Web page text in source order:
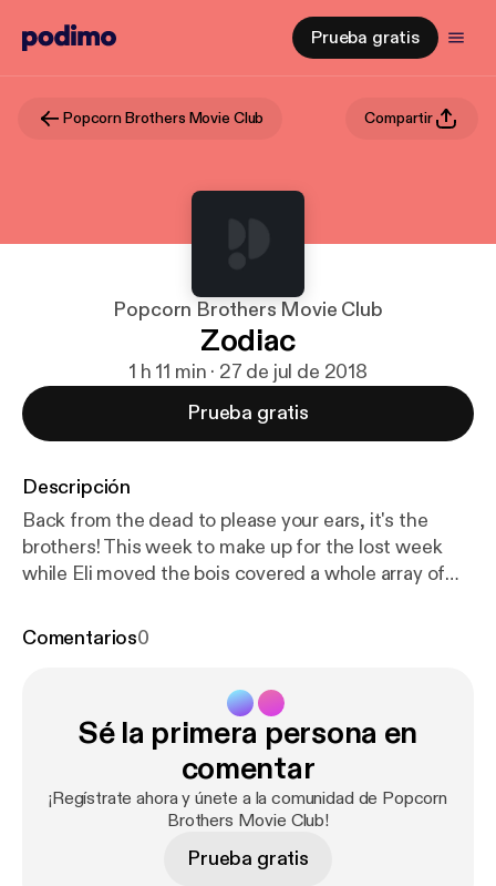
Prueba gratis
Popcorn Brothers Movie Club Compartir
Popcorn Brothers Movie Club
Zodiac
1 h 11 min · 27 de jul de 2018
Prueba gratis
Descripción
Back from the dead to please your ears, it's the
brothers! This week to make up for the lost week
while Eli moved the bois covered a whole array of
You, Mamma Mia 2, the new Aquaman Trailer, to
Comentarios0
Sé la primera persona en
comentar
¡Regístrate ahora y únete a la comunidad de Popcorn
Brothers Movie Club!
Prueba gratis